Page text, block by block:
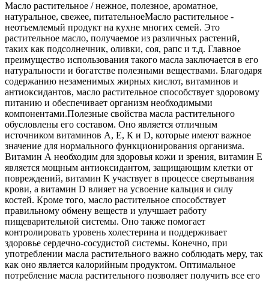
Масло растительное / нежное, полезное, ароматное,
натуральное, свежее, питательноеМасло растительное -
неотъемлемый продукт на кухне многих семей. Это
растительное масло, получаемое из различных растений,
таких как подсолнечник, оливки, соя, рапс и т.д. Главное
преимущество использования такого масла заключается в его
натуральности и богатстве полезными веществами. Благодаря
содержанию незаменимых жирных кислот, витаминов и
антиоксидантов, масло растительное способствует здоровому
питанию и обеспечивает организм необходимыми
компонентами.Полезные свойства масла растительного
обусловлены его составом. Оно является отличным
источником витаминов А, Е, К и D, которые имеют важное
значение для нормального функционирования организма.
Витамин А необходим для здоровья кожи и зрения, витамин Е
является мощным антиоксидантом, защищающим клетки от
повреждений, витамин К участвует в процессе свертывания
крови, а витамин D влияет на усвоение кальция и силу
костей. Кроме того, масло растительное способствует
правильному обмену веществ и улучшает работу
пищеварительной системы. Оно также помогает
контролировать уровень холестерина и поддерживает
здоровье сердечно-сосудистой системы. Конечно, при
употреблении масла растительного важно соблюдать меру, так
как оно является калорийным продуктом. Оптимальное
потребление масла растительного позволяет получить все его